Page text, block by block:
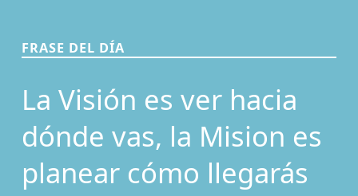
FRASE DEL DÍA
La Visión es ver hacia
dónde vas, la Mision es
planear cómo llegarás